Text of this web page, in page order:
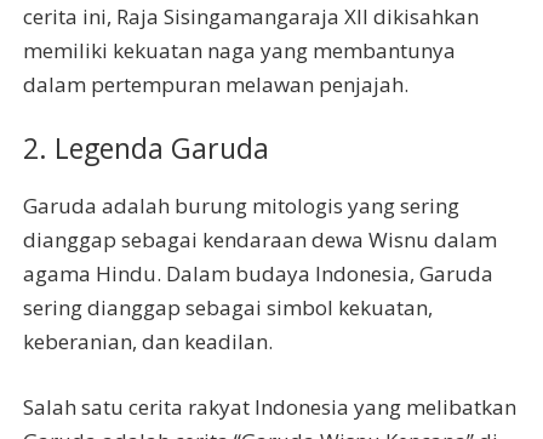
cerita ini, Raja Sisingamangaraja XII dikisahkan
memiliki kekuatan naga yang membantunya
dalam pertempuran melawan penjajah.
2. Legenda Garuda
Garuda adalah burung mitologis yang sering
dianggap sebagai kendaraan dewa Wisnu dalam
agama Hindu. Dalam budaya Indonesia, Garuda
sering dianggap sebagai simbol kekuatan,
keberanian, dan keadilan.
Salah satu cerita rakyat Indonesia yang melibatkan